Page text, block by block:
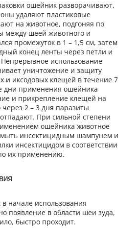
ошейник разворачивают,
удаляют пластиковые
на животное, подгоняя по
между шеей животного и
промежуток в 1 – 1,5 см, затем
конец ленты через петли и
использование
уничтожение и защиту
и иксодовых клещей в течение 7
дни применения ошейника
и прикрепление клещей на
2 – 3 дня паразиты
При сильной степени
ошейника животное
инсектицидным шампунем и
инсектицидом в соответствии
их применению.
начале использования
появление в области шеи зуда,
быстро проходит.